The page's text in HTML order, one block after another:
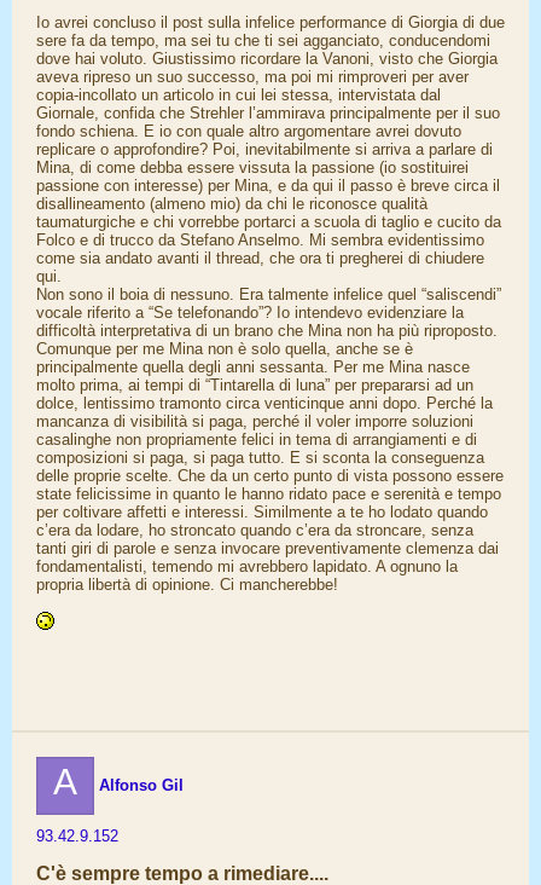
Io avrei concluso il post sulla infelice performance di Giorgia di due
sere fa da tempo, ma sei tu che ti sei agganciato, conducendomi
dove hai voluto. Giustissimo ricordare la Vanoni, visto che Giorgia
aveva ripreso un suo successo, ma poi mi rimproveri per aver
copia-incollato un articolo in cui lei stessa, intervistata dal
Giornale, confida che Strehler l’ammirava principalmente per il suo
fondo schiena. E io con quale altro argomentare avrei dovuto
replicare o approfondire? Poi, inevitabilmente si arriva a parlare di
Mina, di come debba essere vissuta la passione (io sostituirei
passione con interesse) per Mina, e da qui il passo è breve circa il
disallineamento (almeno mio) da chi le riconosce qualità
taumaturgiche e chi vorrebbe portarci a scuola di taglio e cucito da
Folco e di trucco da Stefano Anselmo. Mi sembra evidentissimo
come sia andato avanti il thread, che ora ti pregherei di chiudere
qui.
Non sono il boia di nessuno. Era talmente infelice quel “saliscendi”
vocale riferito a “Se telefonando”? Io intendevo evidenziare la
difficoltà interpretativa di un brano che Mina non ha più riproposto.
Comunque per me Mina non è solo quella, anche se è
principalmente quella degli anni sessanta. Per me Mina nasce
molto prima, ai tempi di “Tintarella di luna” per prepararsi ad un
dolce, lentissimo tramonto circa venticinque anni dopo. Perché la
mancanza di visibilità si paga, perché il voler imporre soluzioni
casalinghe non propriamente felici in tema di arrangiamenti e di
composizioni si paga, si paga tutto. E si sconta la conseguenza
delle proprie scelte. Che da un certo punto di vista possono essere
state felicissime in quanto le hanno ridato pace e serenità e tempo
per coltivare affetti e interessi. Similmente a te ho lodato quando
c’era da lodare, ho stroncato quando c’era da stroncare, senza
tanti giri di parole e senza invocare preventivamente clemenza dai
fondamentalisti, temendo mi avrebbero lapidato. A ognuno la
propria libertà di opinione. Ci mancherebbe!
A Alfonso Gil
93.42.9.152
C'è sempre tempo a rimediare....